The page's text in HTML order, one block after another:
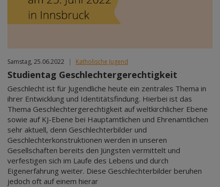
Samstag, 25.06.2022 Katholische Jugend
Studientag Geschlechtergerechtigkeit
Geschlecht ist für Jugendliche heute ein zentrales Thema in
ihrer Entwicklung und Identitätsfindung. Hierbei ist das
Thema Geschlechtergerechtigkeit auf weltkirchlicher Ebene
sowie auf KJ-Ebene bei Hauptamtlichen und Ehrenamtlichen
sehr aktuell, denn Geschlechterbilder und
Geschlechterkonstruktionen werden in unseren
Gesellschaften bereits den Jüngsten vermittelt und
verfestigen sich im Laufe des Lebens und durch
Eigenerfahrung weiter. Diese Geschlechterbilder beruhen
jedoch oft auf einem hierar